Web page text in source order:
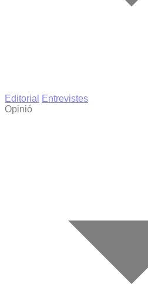
Editorial
Entrevistes
Opinió